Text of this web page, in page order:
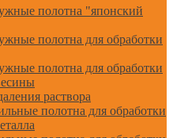
полотна "японский
полотна для обработки
полотна для обработки
раствора
полотна для обработки